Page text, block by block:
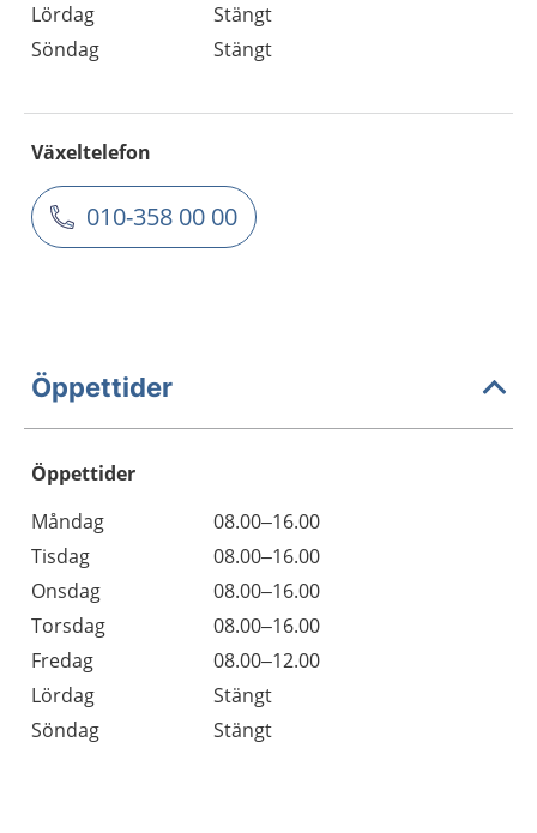
Lördag
Stängt
Söndag
Stängt
Växeltelefon
010-358 00 00
Öppettider
Öppettider
Dag
Öppettider
Kommentarer
Måndag
08.00–16.00
Tisdag
08.00–16.00
Onsdag
08.00–16.00
Torsdag
08.00–16.00
Fredag
08.00–12.00
Lördag
Stängt
Söndag
Stängt